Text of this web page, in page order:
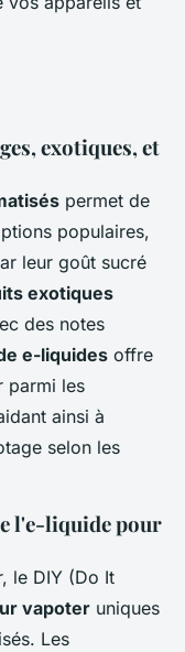
exotiques, et
permet de
populaires,
leur goût sucré
exotiques
des notes
e-liquides offre
parmi les
ainsi à
selon les
l'e-liquide pour
le DIY (Do It
vapoter uniques
Les